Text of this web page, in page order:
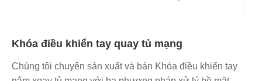
Khóa điều khiển tay quay tủ mạng
Chúng tôi chuyên sản xuất và bán Khóa điều khiển tay